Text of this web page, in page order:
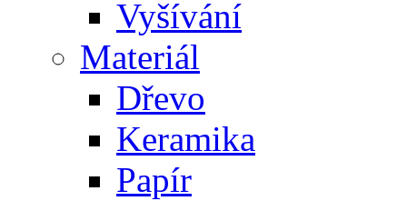
Vyšívání
Materiál
Dřevo
Keramika
Papír